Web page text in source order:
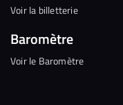
Voir la billetterie
Baromètre
Voir le Baromètre